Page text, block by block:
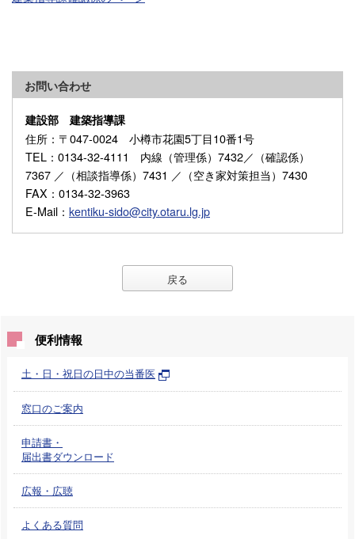
お問い合わせ
建設部 建築指導課
住所 ：〒047-0024 小樽市花園5丁目10番1号
TEL ：0134-32-4111 内線（管理係）7432／（確認係）
7367 ／（相談指導係）7431 ／（空き家対策担当）7430
FAX ：0134-32-3963
E-Mail ： kentiku-sido@city.otaru.lg.jp
戻る
便利情報
土・日・祝日の日中の当番医
窓口のご案内
申請書・
届出書ダウンロード
広報・広聴
よくある質問